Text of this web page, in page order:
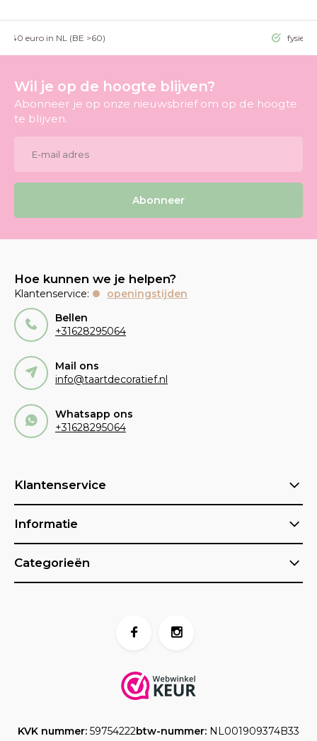
>40 euro in NL (BE >60) fysieke
Wil je op de hoogte blijven?
Abonneer je op onze nieuwsbrief om op de hoogte
te blijven.
Abonneer
Hoe kunnen we je helpen?
Klantenservice:
openingstijden
Bellen
+31628295064
Mail ons
info@taartdecoratief.nl
Whatsapp ons
+31628295064
Klantenservice
Informatie
Categorieën
KVK nummer: 59754222btw-nummer: NL001909374B33